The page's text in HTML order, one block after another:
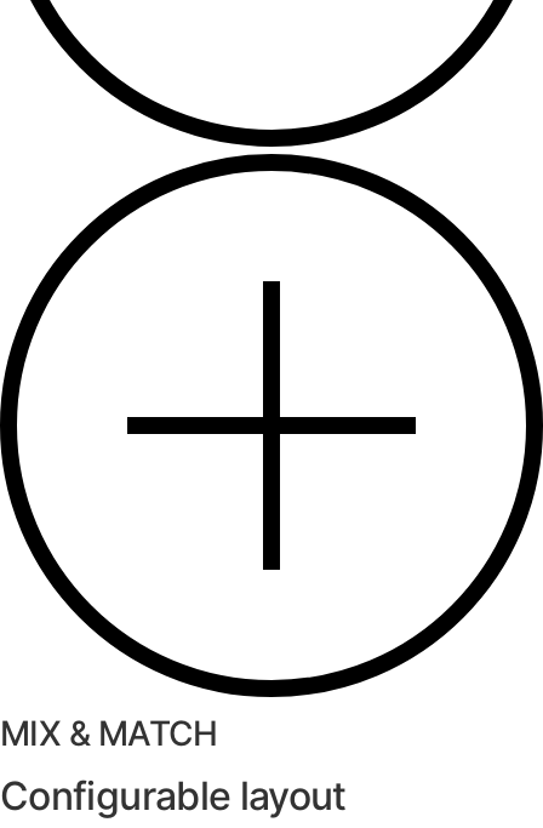
MIX & MATCH
Configurable layout